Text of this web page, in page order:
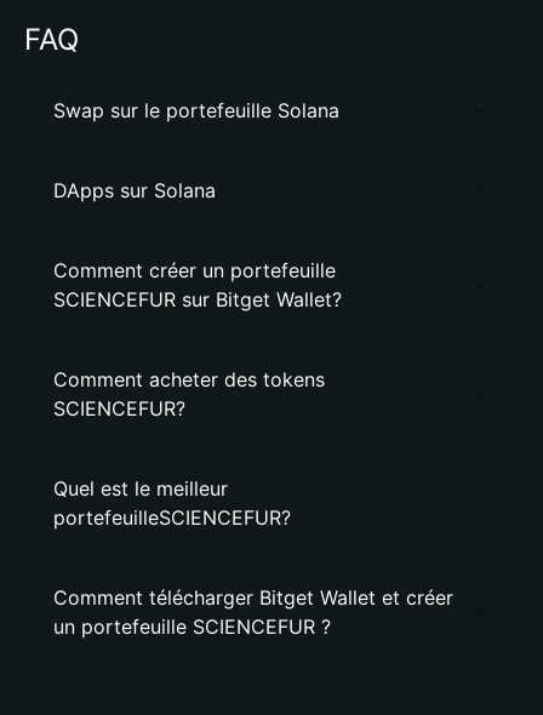
FAQ
Swap sur le portefeuille Solana
DApps sur Solana
Comment créer un portefeuille
SCIENCEFUR sur Bitget Wallet?
Comment acheter des tokens
SCIENCEFUR?
Quel est le meilleur
portefeuilleSCIENCEFUR?
Comment télécharger Bitget Wallet et créer
un portefeuille SCIENCEFUR ?